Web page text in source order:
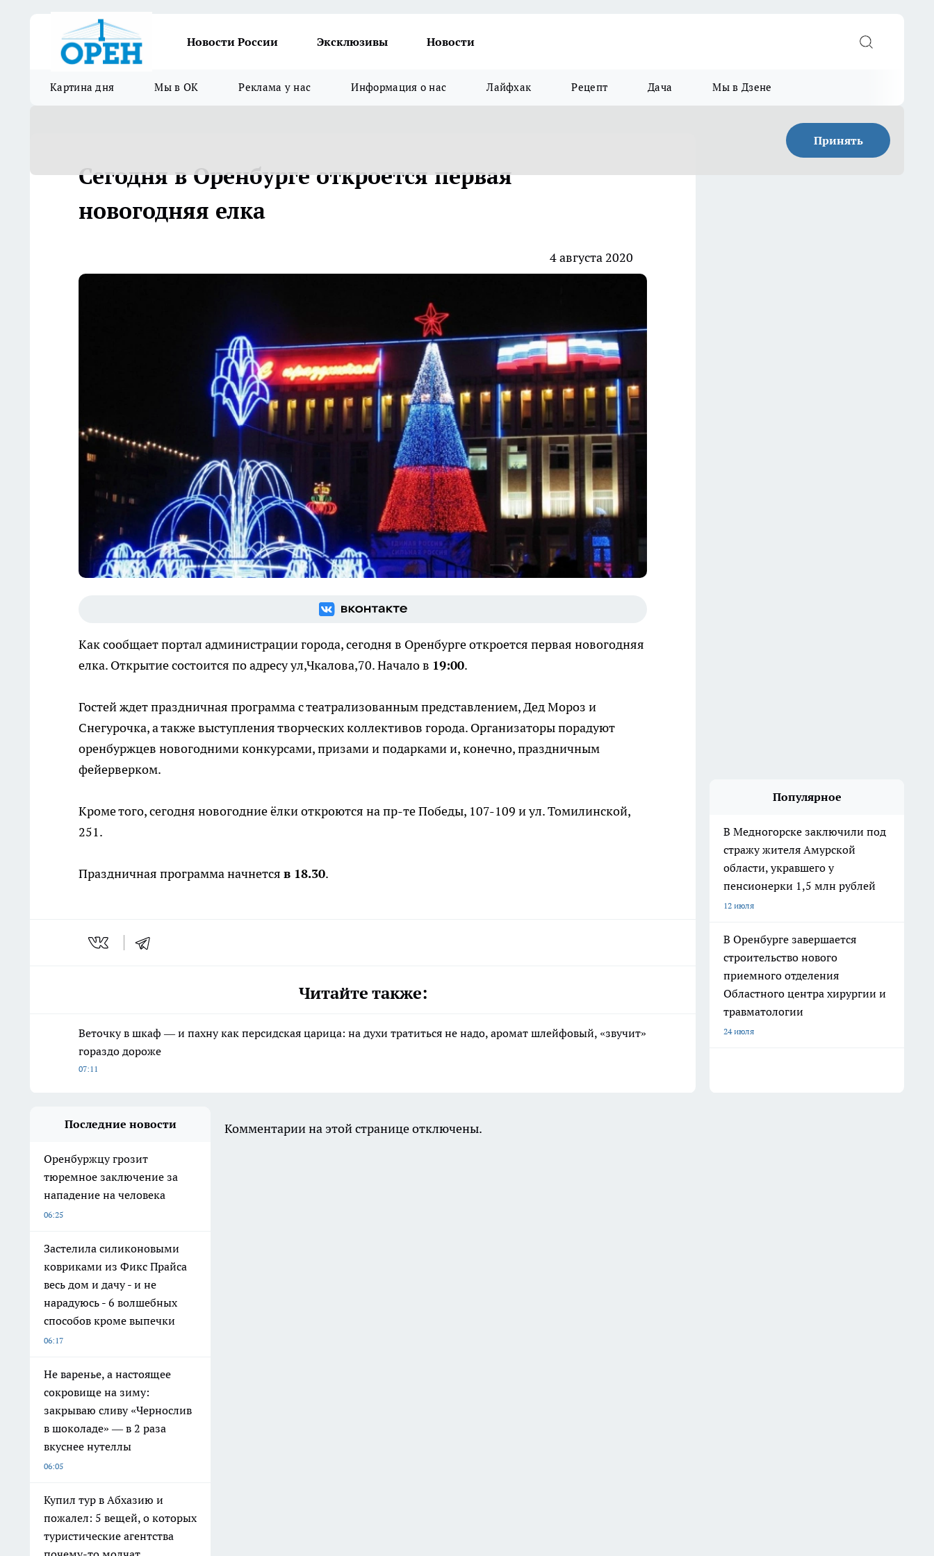
Новости России Эксклюзивы Новости
Картина дня Мы в ОК Реклама у нас Информация о нас Лайфхак Рецепт Дача Мы в Дзене
Принять
Сегодня в Оренбурге откроется первая
новогодняя елка
4 августа 2020
Как сообщает портал администрации города, сегодня в Оренбурге откроется первая новогодняя
елка. Открытие состоится по адресу ул,Чкалова,70. Начало в 19:00.
Гостей ждет праздничная программа с театрализованным представлением, Дед Мороз и
Снегурочка, а также выступления творческих коллективов города. Организаторы порадуют
оренбуржцев новогодними конкурсами, призами и подарками и, конечно, праздничным
фейерверком.
Кроме того, сегодня новогодние ёлки откроются на пр-те Победы, 107-109 и ул. Томилинской,
251.
Праздничная программа начнется в 18.30.
Читайте также:
Веточку в шкаф — и пахну как персидская царица: на духи тратиться не надо, аромат шлейфовый, «звучит»
гораздо дороже
07:11
Популярное
В Медногорске заключили под
стражу жителя Амурской
области, укравшего у
пенсионерки 1,5 млн рублей
12 июля
В Оренбурге завершается
строительство нового
приемного отделения
Областного центра хирургии и
травматологии
24 июля
Последние новости
Оренбуржцу грозит
тюремное заключение за
нападение на человека
06:25
Застелила силиконовыми
ковриками из Фикс Прайса
весь дом и дачу - и не
нарадуюсь - 6 волшебных
способов кроме выпечки
06:17
Не варенье, а настоящее
сокровище на зиму:
закрываю сливу «Чернослив
в шоколаде» — в 2 раза
вкуснее нутеллы
06:05
Купил тур в Абхазию и
пожалел: 5 вещей, о которых
туристические агентства
Комментарии на этой странице отключены.